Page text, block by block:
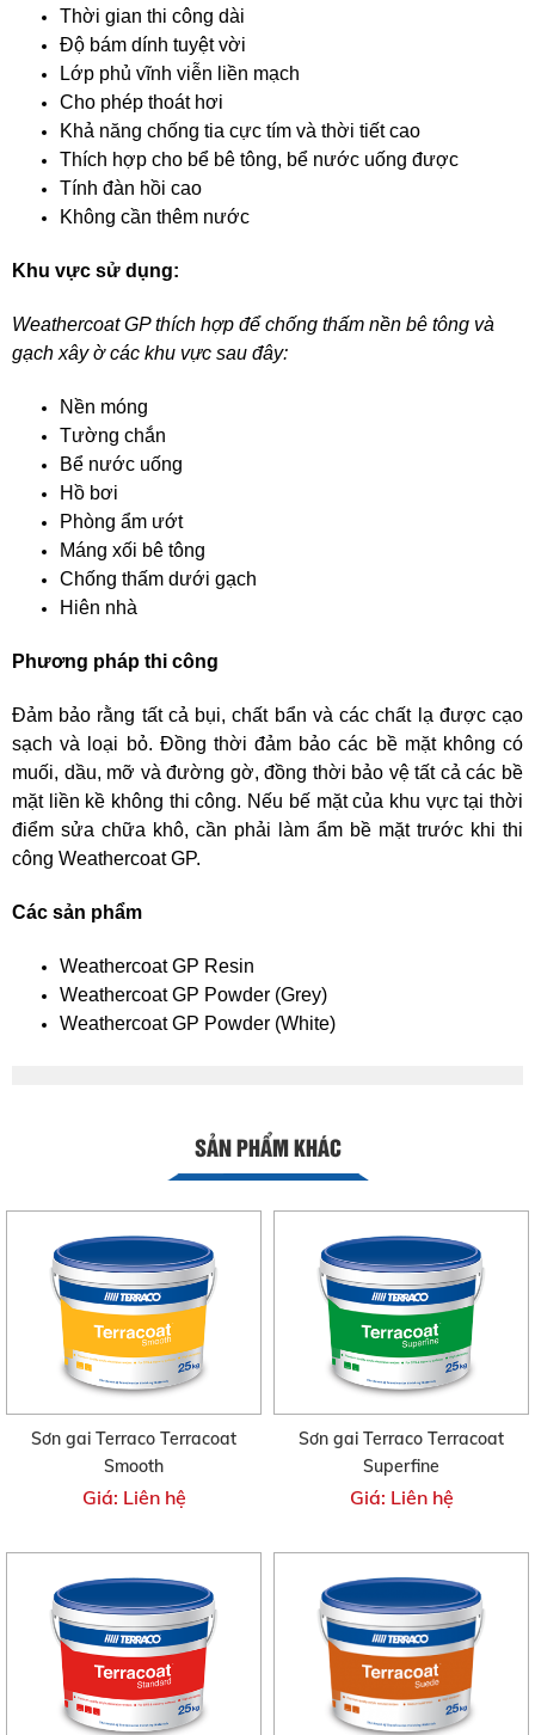
Thời gian thi công dài
Độ bám dính tuyệt vời
Lớp phủ vĩnh viễn liền mạch
Cho phép thoát hơi
Khả năng chống tia cực tím và thời tiết cao
Thích hợp cho bể bê tông, bể nước uống được
Tính đàn hồi cao
Không cần thêm nước
Khu vực sử dụng:
Weathercoat GP thích hợp để chống thấm nền bê tông và
gạch xây ờ các khu vực sau đây:
Nền móng
Tường chắn
Bể nước uống
Hồ bơi
Phòng ẩm ướt
Máng xối bê tông
Chống thấm dưới gạch
Hiên nhà
Phương pháp thi công
Đảm bảo rằng tất cả bụi, chất bẩn và các chất lạ được cạo
sạch và loại bỏ. Đồng thời đảm bảo các bề mặt không có
muối, dầu, mỡ và đường gờ, đồng thời bảo vệ tất cả các bề
mặt liền kề không thi công. Nếu bế mặt của khu vực tại thời
điểm sửa chữa khô, cần phải làm ẩm bề mặt trước khi thi
công Weathercoat GP.
Các sản phẩm
Weathercoat GP Resin
Weathercoat GP Powder (Grey)
Weathercoat GP Powder (White)
SẢN PHẨM KHÁC
Sơn gai Terraco Terracoat
Smooth
Giá: Liên hệ
Sơn gai Terraco Terracoat
Superfine
Giá: Liên hệ